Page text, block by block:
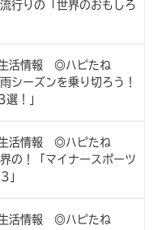
りの「世界のおもしろ
活情報 ◎ハピたね
ーズンを乗り切ろう！
選！」
活情報 ◎ハピたね
！「マイナースポーツ
」
活情報 ◎ハピたね